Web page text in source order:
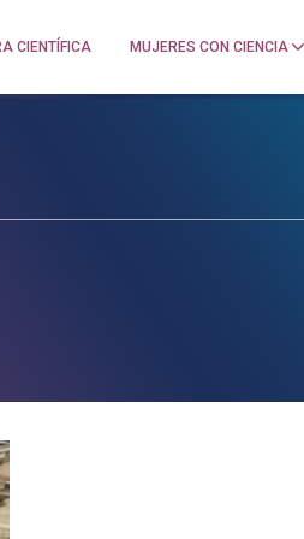
CIENTÍFICA MUJERES CON CIENCIA